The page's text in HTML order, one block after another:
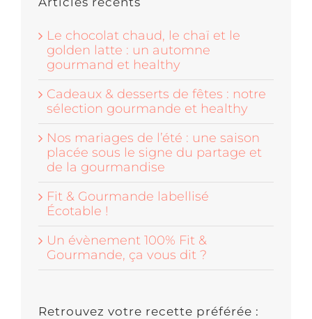
Le chocolat chaud, le chaï et le
golden latte : un automne
gourmand et healthy
Cadeaux & desserts de fêtes : notre
sélection gourmande et healthy
Nos mariages de l’été : une saison
placée sous le signe du partage et
de la gourmandise
Fit & Gourmande labellisé
Écotable !
Un évènement 100% Fit &
Gourmande, ça vous dit ?
Retrouvez votre recette préférée :